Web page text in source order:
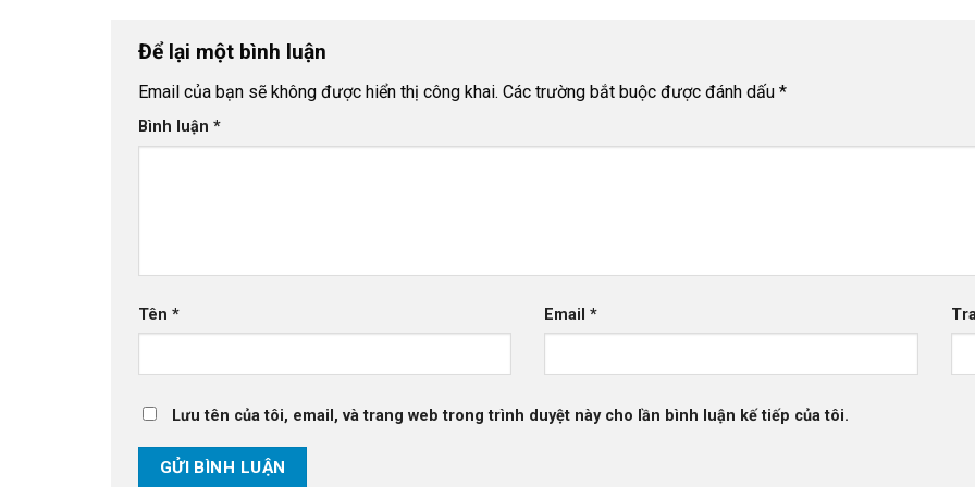
Để lại một bình luận
Email của bạn sẽ không được hiển thị công khai. Các trường bắt buộc được đánh dấu *
Bình luận *
Tên * Email*
Lưu tên của tôi, email, và trang web trong trình duyệt này cho lần bình luận kế tiếp của tôi.